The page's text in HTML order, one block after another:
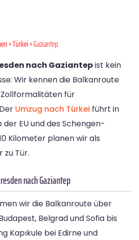
»Türkei» Gaziantep
nach Gaziantepist kein
Wir kennen die Balkanroute
für
Umzug nach Türkei führt in
EU und des Schengen-
Kilometer planen wir als
zu Tür.
nach Gaziantep
wir die Balkanroute über
Belgrad und Sofia bis
Kapıkule bei Edirne und